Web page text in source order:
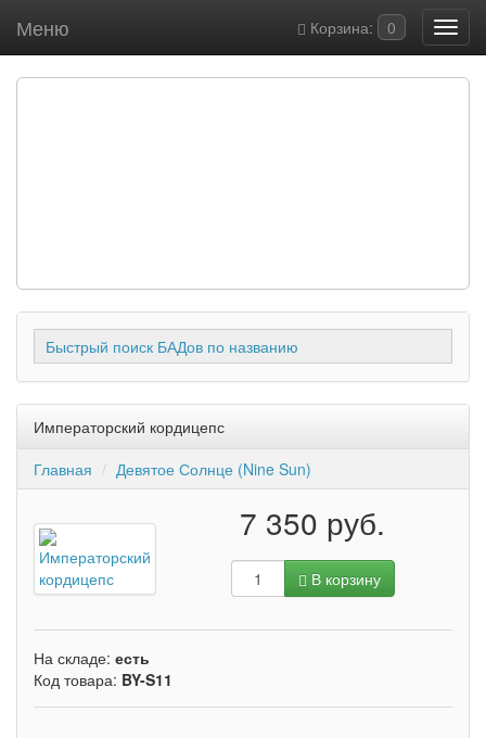
Корзина: 0
Меню
Быстрый поиск БАДов по названию
Императорский кордицепс
Главная
Девятое Солнце (Nine Sun)
7 350 руб.
В корзину
На складе: есть
Код товара: BY-S11